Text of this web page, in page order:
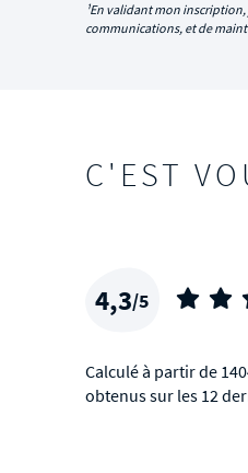
¹En validant mon
communications, et de
C'EST
4,3/5
Calculé à partir de
obtenus sur les 12